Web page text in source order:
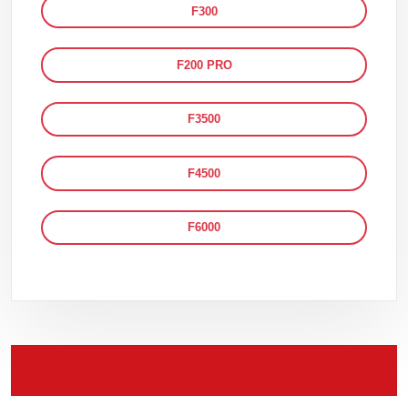
F300
F200 PRO
F3500
F4500
F6000